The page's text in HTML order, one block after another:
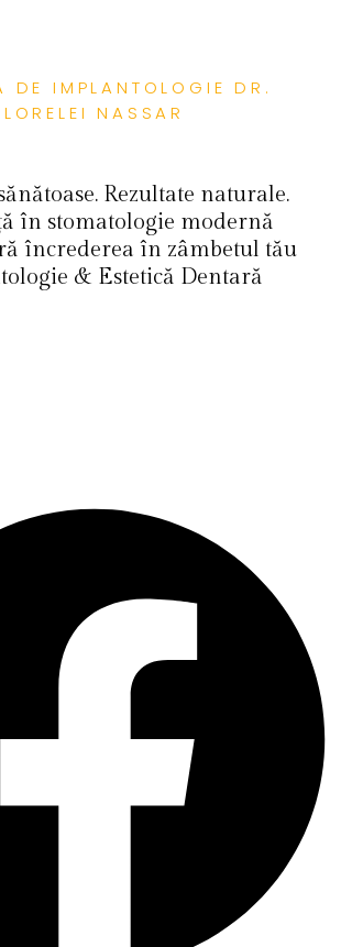
DE IMPLANTOLOGIE DR.
LORELEI NASSAR
Rezultate naturale.
în stomatologie modernă
încrederea în zâmbetul tău
& Estetică Dentară